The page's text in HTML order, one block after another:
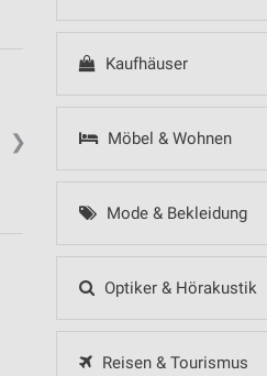
Kaufhäuser
Möbel & Wohnen
Mode & Bekleidung
Optiker & Hörakustik
Reisen & Tourismus
❯